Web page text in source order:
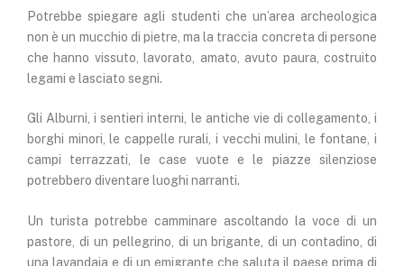
Potrebbe spiegare agli studenti che un’area archeologica
non è un mucchio di pietre, ma la traccia concreta di persone
che hanno vissuto, lavorato, amato, avuto paura, costruito
legami e lasciato segni.
Gli Alburni, i sentieri interni, le antiche vie di collegamento, i
borghi minori, le cappelle rurali, i vecchi mulini, le fontane, i
campi terrazzati, le case vuote e le piazze silenziose
potrebbero diventare luoghi narranti.
Un turista potrebbe camminare ascoltando la voce di un
pastore, di un pellegrino, di un brigante, di un contadino, di
una lavandaia e di un emigrante che saluta il paese prima di